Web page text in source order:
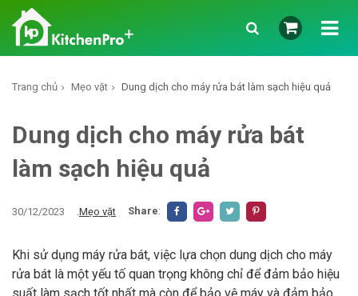
Trang chủ Mẹo vặt Dung dịch cho máy rửa bát làm sạch hiệu quả
Dung dịch cho máy rửa bát
làm sạch hiệu quả
30/12/2023 Mẹo vặt Share:
Khi sử dụng máy rửa bát, việc lựa chọn dung dịch cho máy
rửa bát là một yếu tố quan trọng không chỉ để đảm bảo hiệu